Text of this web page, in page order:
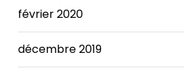
février 2020
décembre 2019